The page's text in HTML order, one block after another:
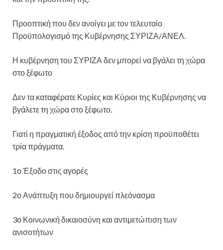
Προοπτική που δεν ανοίγει με τον τελευταίο
Προϋπολογισμό της Κυβέρνησης ΣΥΡΙΖΑ/ΑΝΕΛ.
Η κυβέρνηση του ΣΥΡΙΖΑ δεν μπορεί να βγάλει τη χώρα
στο ξέφωτο
Δεν τα καταφέρατε Κυρίες και Κύριοι της Κυβέρνησης να
βγάλετε τη χώρα στο ξέφωτο.
Γιατί η πραγματική έξοδος από την κρίση προϋποθέτει
τρία πράγματα.
1ο Έξοδο στις αγορές
2ο Ανάπτυξη που δημιουργεί πλεόνασμα
3ο Κοινωνική δικαιοσύνη και αντιμετώπιση των
ανισοτήτων